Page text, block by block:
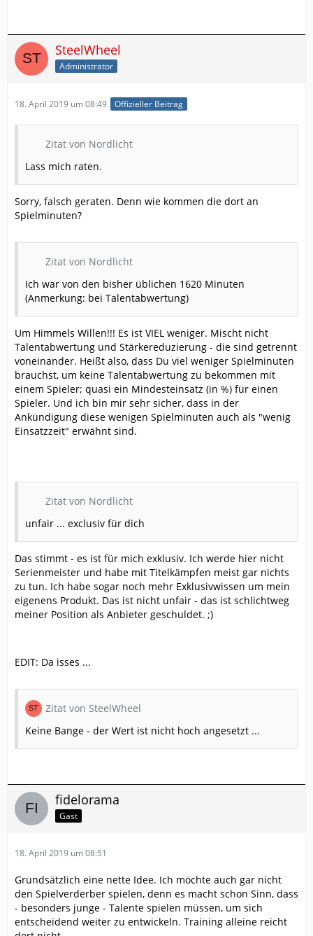
SteelWheel
Administrator
18. April 2019 um 08:49 Offizieller Beitrag
Zitat von Nordlicht
Lass mich raten.
Sorry, falsch geraten. Denn wie kommen die dort an
Spielminuten?
Zitat von Nordlicht
Ich war von den bisher üblichen 1620 Minuten
(Anmerkung: bei Talentabwertung)
Um Himmels Willen!!! Es ist VIEL weniger. Mischt nicht
Talentabwertung und Stärkereduzierung - die sind getrennt
voneinander. Heißt also, dass Du viel weniger Spielminuten
brauchst, um keine Talentabwertung zu bekommen mit
einem Spieler; quasi ein Mindesteinsatz (in %) für einen
Spieler. Und ich bin mir sehr sicher, dass in der
Ankündigung diese wenigen Spielminuten auch als "wenig
Einsatzzeit" erwähnt sind.
Zitat von Nordlicht
unfair ... exclusiv für dich
Das stimmt - es ist für mich exklusiv. Ich werde hier nicht
Serienmeister und habe mit Titelkämpfen meist gar nichts
zu tun. Ich habe sogar noch mehr Exklusivwissen um mein
eigenens Produkt. Das ist nicht unfair - das ist schlichtweg
meiner Position als Anbieter geschuldet. ;)
EDIT: Da isses ...
Zitat von SteelWheel
Keine Bange - der Wert ist nicht hoch angesetzt ...
fidelorama
Gast
18. April 2019 um 08:51
Grundsätzlich eine nette Idee. Ich möchte auch gar nicht
den Spielverderber spielen, denn es macht schon Sinn, dass
- besonders junge - Talente spielen müssen, um sich
entscheidend weiter zu entwickeln. Training alleine reicht